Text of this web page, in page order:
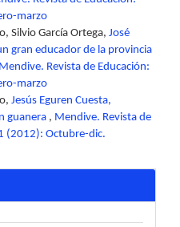
marzo
Silvio García Ortega, José
gran educador de la provincia
Mendive. Revista de Educación:
marzo
Jesús Eguren Cuesta,
guanera , Mendive. Revista de
(2012): Octubre-dic.